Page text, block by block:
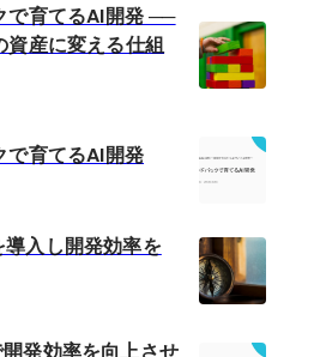
で育てるAI開発 ──
資産に変える仕組
で育てるAI開発
入し開発効率を
発効率を向上させ